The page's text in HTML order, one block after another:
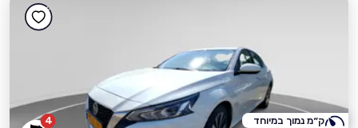
4 ק״מ נמוך במיוחד